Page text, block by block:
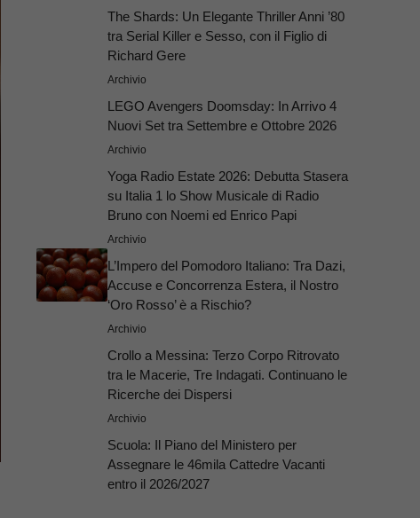
The Shards: Un Elegante Thriller Anni ’80
tra Serial Killer e Sesso, con il Figlio di
Richard Gere
Archivio
LEGO Avengers Doomsday: In Arrivo 4
Nuovi Set tra Settembre e Ottobre 2026
Archivio
Yoga Radio Estate 2026: Debutta Stasera
su Italia 1 lo Show Musicale di Radio
Bruno con Noemi ed Enrico Papi
Archivio
L’Impero del Pomodoro Italiano: Tra Dazi,
Accuse e Concorrenza Estera, il Nostro
‘Oro Rosso’ è a Rischio?
Archivio
Crollo a Messina: Terzo Corpo Ritrovato
tra le Macerie, Tre Indagati. Continuano le
Ricerche dei Dispersi
Archivio
Scuola: Il Piano del Ministero per
Assegnare le 46mila Cattedre Vacanti
entro il 2026/2027